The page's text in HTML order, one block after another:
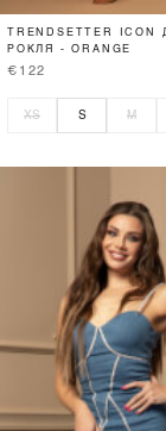
TRENDSETTER ICON
РОКЛЯ - ORANGE
€122
XS S M